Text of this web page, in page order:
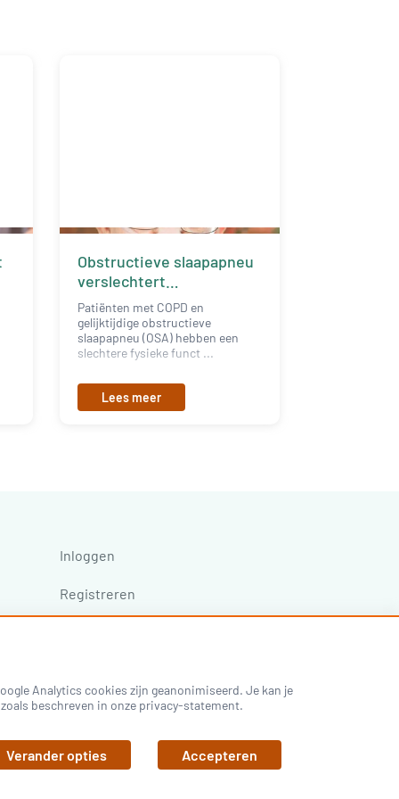
Obstructieve slaapapneu
verslechtert
spierkwaliteit bij COPD
Patiënten met COPD en
gelijktijdige obstructieve
slaapapneu (OSA) hebben een
slechtere fysieke funct ...
Lees meer
Inloggen
Registreren
Analytics cookies zijn geanonimiseerd. Je kan je
beschreven in onze privacy-statement.
Verander opties Accepteren